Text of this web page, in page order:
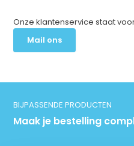
Onze klantenservice staat
Mail ons
BIJPASSENDE PRODUCTEN
Maak je bestelling